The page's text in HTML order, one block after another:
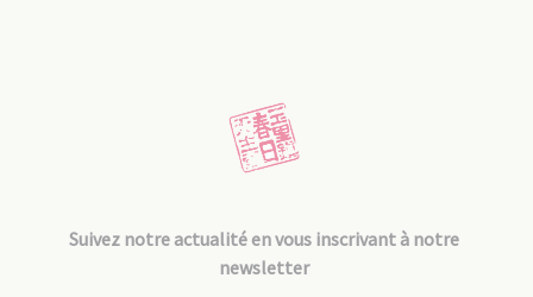
Suivez notre actualité en vous inscrivant à notre
newsletter